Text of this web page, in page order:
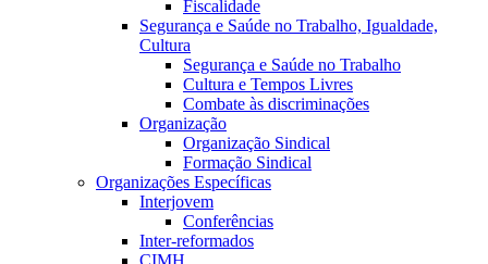
Fiscalidade
Segurança e Saúde no Trabalho, Igualdade,
Cultura
Segurança e Saúde no Trabalho
Cultura e Tempos Livres
Combate às discriminações
Organização
Organização Sindical
Formação Sindical
Organizações Específicas
Interjovem
Conferências
Inter-reformados
CIMH